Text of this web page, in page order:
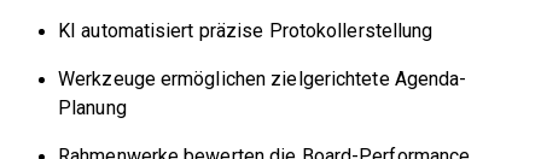
KI automatisiert präzise Protokollerstellung
Werkzeuge ermöglichen zielgerichtete Agenda-
Planung